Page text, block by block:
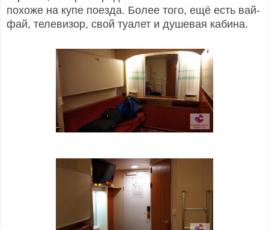
похоже на купе поезда. Более того, ещё есть вай-
фай, телевизор, свой туалет и душевая кабина.